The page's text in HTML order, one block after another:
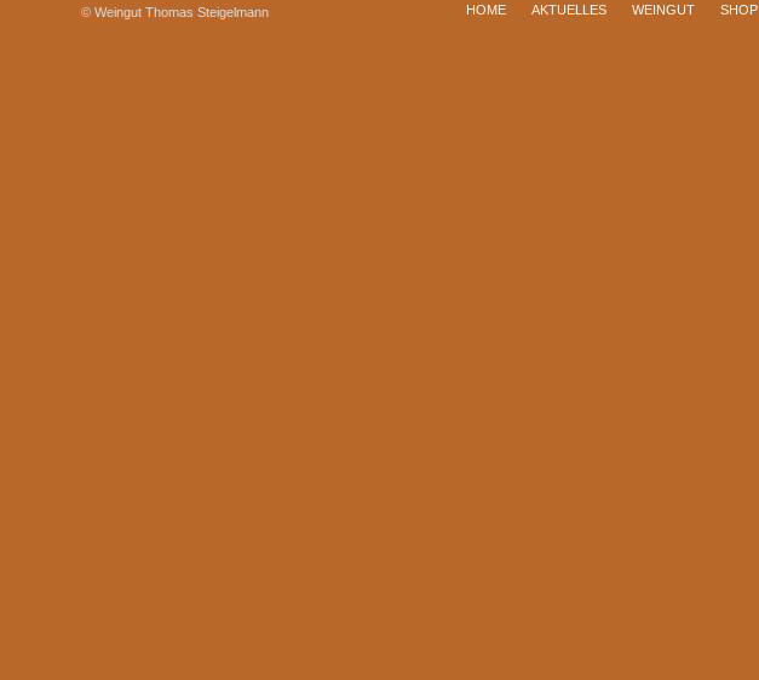
© Weingut Thomas Steigelmann HOME AKTUELLES WEINGUT SHOP